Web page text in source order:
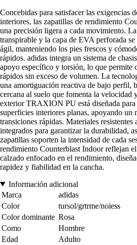
Concebidas para satisfacer las exigencias
interiores, las zapatillas de rendimiento
una precisión ligera a cada movimiento.
transpirable y la capa de EVA perforada
ágil, manteniendo los pies frescos y
rápidos. adidas integra un sistema de
apoyo específico y torsión, lo que permite
rápidos sin exceso de volumen. La
una amortiguación reactiva de bajo perfil,
cercana al suelo que fomenta la velocidad
exterior TRAXION PU está diseñada para
superficies interiores planas, apoyando un
transiciones rápidas. Materiales resistentes
integrados para garantizar la durabilidad,
zapatillas soporten la intensidad de cada
rendimiento Counterblast Indoor reflejan
calzado enfocado en el rendimiento,
rapidez y fiabilidad en la cancha.
Información adicional
Marca
adidas
Color
tursol/grtrme/noiess
Color dominante Rosa
Como
Hombre
Edad
Adulto